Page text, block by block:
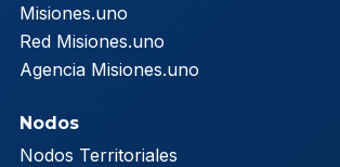
Misiones.uno
Red Misiones.uno
Agencia Misiones.uno
Nodos
Nodos Territoriales